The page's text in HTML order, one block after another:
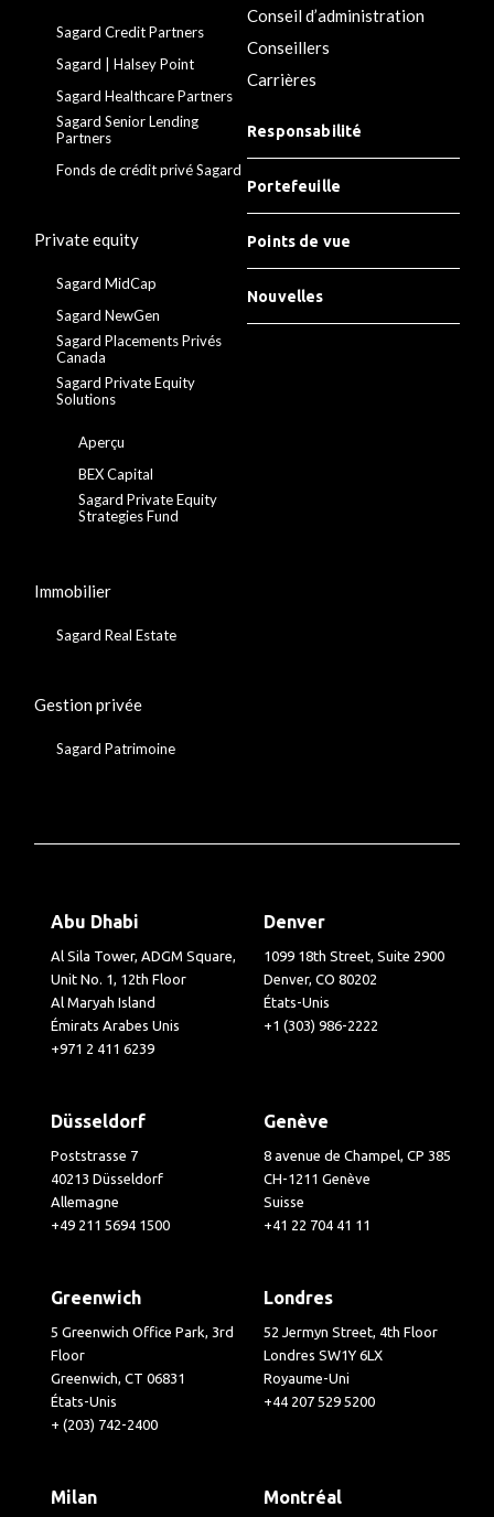
Sagard Credit Partners
Sagard | Halsey Point
Sagard Healthcare Partners
Sagard Senior Lending
Partners
Fonds de crédit privé Sagard
Private equity
Sagard MidCap
Sagard NewGen
Sagard Placements Privés
Canada
Sagard Private Equity
Solutions
Aperçu
BEX Capital
Sagard Private Equity
Strategies Fund
Immobilier
Sagard Real Estate
Gestion privée
Sagard Patrimoine
Conseil d’administration
Conseillers
Carrières
Responsabilité
Portefeuille
Points de vue
Nouvelles
Abu Dhabi
Al Sila Tower, ADGM Square,
Unit No. 1, 12th Floor
Al Maryah Island
Émirats Arabes Unis
+971 2 411 6239
Denver
1099 18th Street, Suite 2900
Denver, CO 80202
États-Unis
+1 (303) 986-2222
Düsseldorf
Poststrasse 7
40213 Düsseldorf
Allemagne
+49 211 5694 1500
Genève
8 avenue de Champel, CP 385
CH-1211 Genève
Suisse
+41 22 704 41 11
Greenwich
5 Greenwich Office Park, 3rd
Floor
Greenwich, CT 06831
États-Unis
+ (203) 742-2400
Londres
52 Jermyn Street, 4th Floor
Londres SW1Y 6LX
Royaume-Uni
+44 207 529 5200
Milan Montréal